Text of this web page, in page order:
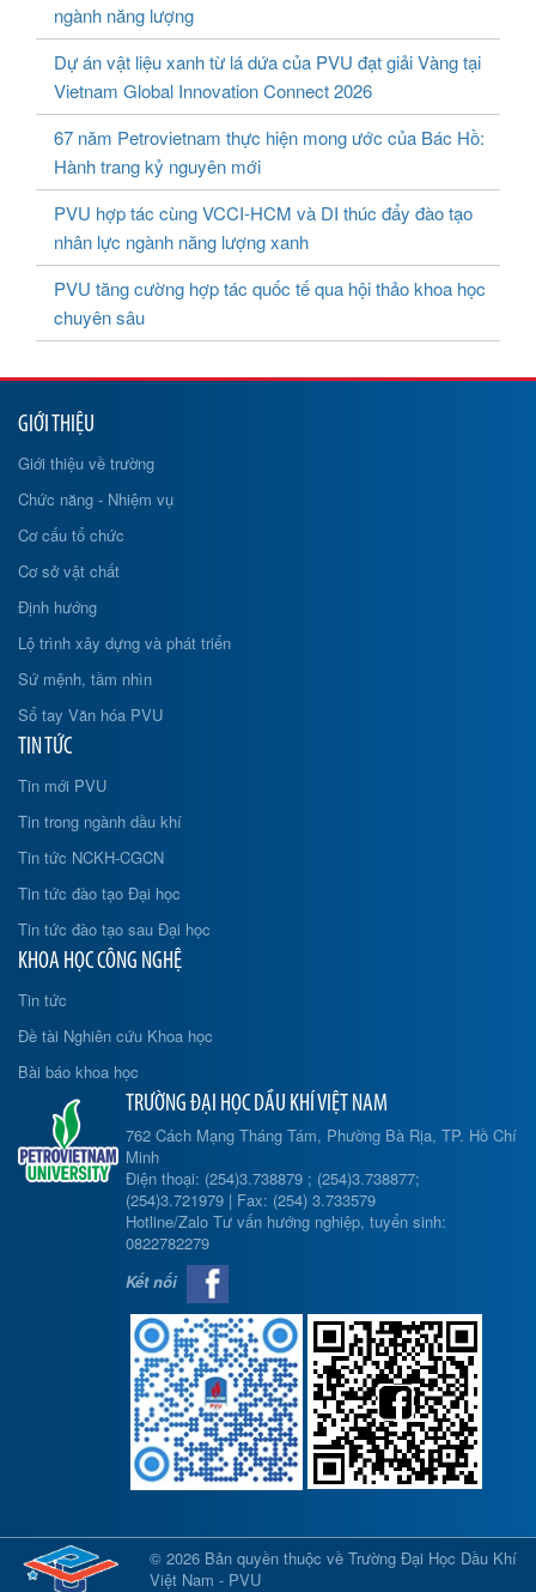
ngành năng lượng
Dự án vật liệu xanh từ lá dứa của PVU đạt giải Vàng tại
Vietnam Global Innovation Connect 2026
67 năm Petrovietnam thực hiện mong ước của Bác Hồ:
Hành trang kỷ nguyên mới
PVU hợp tác cùng VCCI-HCM và DI thúc đẩy đào tạo
nhân lực ngành năng lượng xanh
PVU tăng cường hợp tác quốc tế qua hội thảo khoa học
chuyên sâu
GIỚI THIỆU
Giới thiệu về trường
Chức năng - Nhiệm vụ
Cơ cấu tổ chức
Cơ sở vật chất
Định hướng
Lộ trình xây dựng và phát triển
Sứ mệnh, tầm nhìn
Sổ tay Văn hóa PVU
TIN TỨC
Tin mới PVU
Tin trong ngành dầu khí
Tin tức NCKH-CGCN
Tin tức đào tạo Đại học
Tin tức đào tạo sau Đại học
KHOA HỌC CÔNG NGHỆ
Tin tức
Đề tài Nghiên cứu Khoa học
Bài báo khoa học
TRƯỜNG ĐẠI HỌC DẦU KHÍ VIỆT NAM
762 Cách Mạng Tháng Tám, Phường Bà Rịa, TP. Hồ Chí
Minh
Điện thoại: (254)3.738879 ; (254)3.738877;
(254)3.721979 | Fax: (254) 3.733579
Hotline/Zalo Tư vấn hướng nghiệp, tuyển sinh:
0822782279
Kết nối
© 2026 Bản quyền thuộc về Trường Đại Học Dầu Khí
Việt Nam - PVU